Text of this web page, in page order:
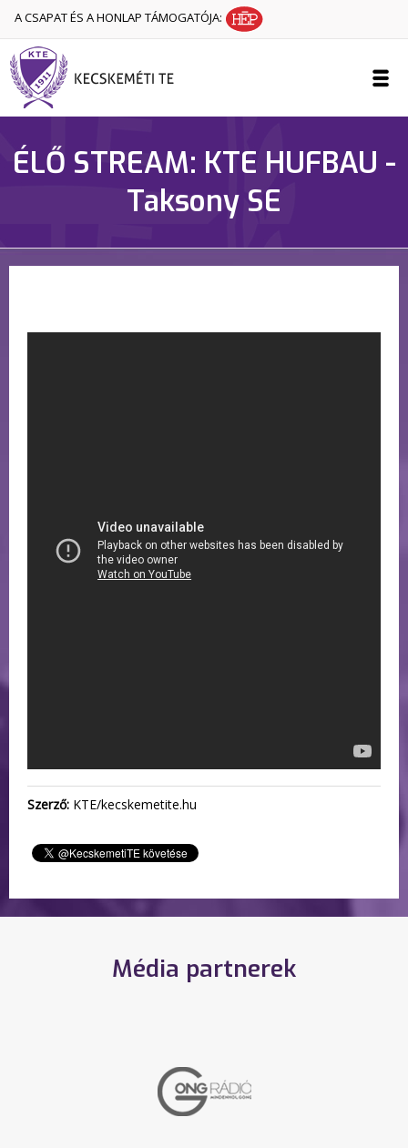
A CSAPAT ÉS A HONLAP TÁMOGATÓJA:
ÉLŐ STREAM: KTE HUFBAU -
Taksony SE
Szerző: KTE/kecskemetite.hu
Média partnerek